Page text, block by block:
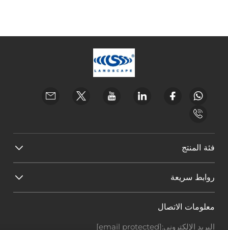
فئة المنتج
روابط سريعة
معلومات الاتصال
البريد الإلكتروني:[email protected]